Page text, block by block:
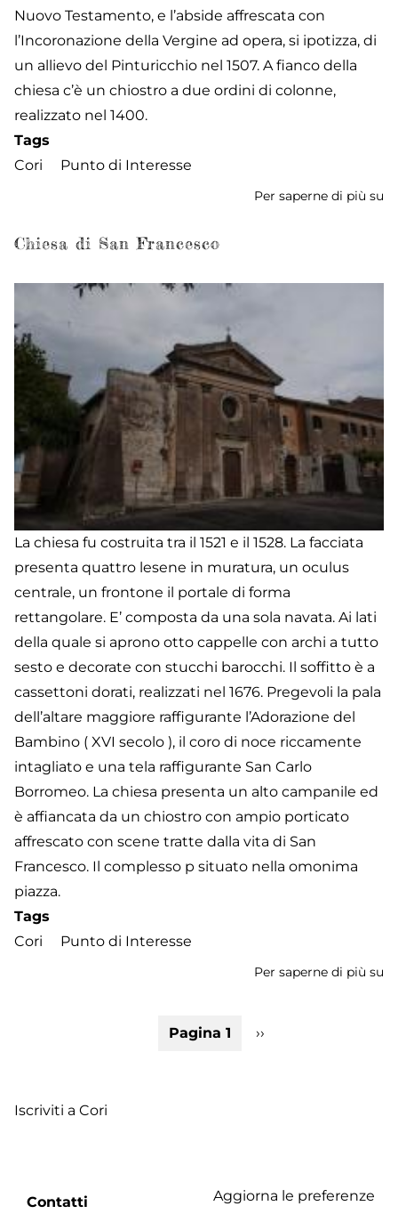
Nuovo Testamento, e l’abside affrescata con
l’Incoronazione della Vergine ad opera, si ipotizza, di
un allievo del Pinturicchio nel 1507. A fianco della
chiesa c’è un chiostro a due ordini di colonne,
realizzato nel 1400.
Tags
Cori
Punto di Interesse
Per saperne di più su
Chiesa di San Francesco
La chiesa fu costruita tra il 1521 e il 1528. La facciata
presenta quattro lesene in muratura, un oculus
centrale, un frontone il portale di forma
rettangolare. E’ composta da una sola navata. Ai lati
della quale si aprono otto cappelle con archi a tutto
sesto e decorate con stucchi barocchi. Il soffitto è a
cassettoni dorati, realizzati nel 1676. Pregevoli la pala
dell’altare maggiore raffigurante l’Adorazione del
Bambino ( XVI secolo ), il coro di noce riccamente
intagliato e una tela raffigurante San Carlo
Borromeo. La chiesa presenta un alto campanile ed
è affiancata da un chiostro con ampio porticato
affrescato con scene tratte dalla vita di San
Francesco. Il complesso p situato nella omonima
piazza.
Tags
Cori
Punto di Interesse
Per saperne di più su
Pagina 1
Pagina
››
Iscriviti a Cori
Footer
Contatti
Aggiorna le preferenze